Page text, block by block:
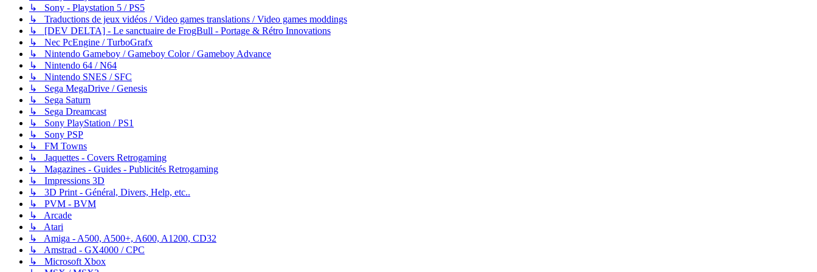
↳ Sony - Playstation 5 / PS5
↳ Traductions de jeux vidéos / Video games translations / Video games moddings
↳ [DEV DELTA] - Le sanctuaire de FrogBull - Portage & Rétro Innovations
↳ Nec PcEngine / TurboGrafx
↳ Nintendo Gameboy / Gameboy Color / Gameboy Advance
↳ Nintendo 64 / N64
↳ Nintendo SNES / SFC
↳ Sega MegaDrive / Genesis
↳ Sega Saturn
↳ Sega Dreamcast
↳ Sony PlayStation / PS1
↳ Sony PSP
↳ FM Towns
↳ Jaquettes - Covers Retrogaming
↳ Magazines - Guides - Publicités Retrogaming
↳ Impressions 3D
↳ 3D Print - Général, Divers, Help, etc..
↳ PVM - BVM
↳ Arcade
↳ Atari
↳ Amiga - A500, A500+, A600, A1200, CD32
↳ Amstrad - GX4000 / CPC
↳ Microsoft Xbox